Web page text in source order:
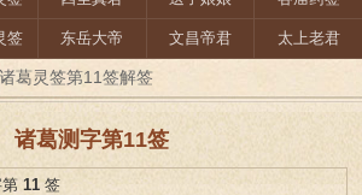
签 东岳大帝 文昌帝君 太上老君
诸葛灵签第11签解签
诸葛测字第11签
11 签